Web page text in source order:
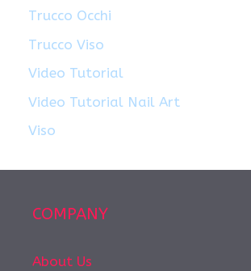
Trucco Occhi
Trucco Viso
Video Tutorial
Video Tutorial Nail Art
Viso
COMPANY
About Us